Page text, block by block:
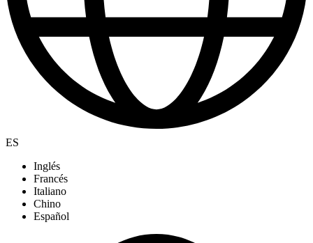
ES
Inglés
Francés
Italiano
Chino
Español